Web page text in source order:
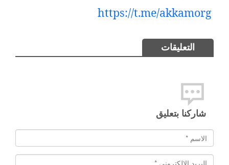
https://t.me/akkamorg
التعليقات
شاركنا بتعليق